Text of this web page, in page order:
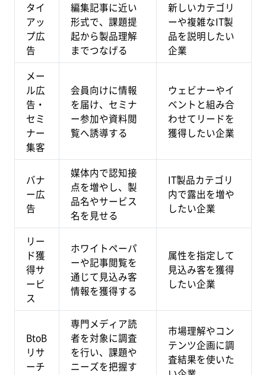
タイ
アッ
プ広
告
編集記事に近い
形式で、課題提
起から製品理解
までつなげる
新しいカテゴリ
ーや複雑なIT製
品を説明したい
企業
メー
ル広
告・
セミ
ナー
集客
会員向けに情報
を届け、セミナ
ー参加や資料閲
覧へ誘導する
ウェビナーやイ
ベントと組み合
わせてリードを
獲得したい企業
バナ
ー広
告
媒体内で認知接
点を増やし、製
品名やサービス
名を見せる
IT製品カテゴリ
内で露出を増や
したい企業
リー
ド獲
得サ
ービ
ス
ホワイトペーパ
ーや記事閲覧を
通じて見込み客
情報を獲得する
属性を指定して
見込み客を獲得
したい企業
BtoB
リサ
ーチ
専門メディア読
者を対象に調査
を行い、課題や
ニーズを把握す
市場理解やコン
テンツ企画に調
査結果を使いた